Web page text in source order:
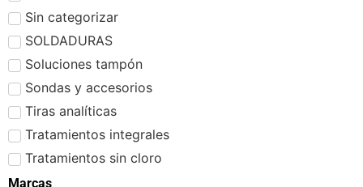
Sin categorizar
SOLDADURAS
Soluciones tampón
Sondas y accesorios
Tiras analíticas
Tratamientos integrales
Tratamientos sin cloro
Marcas